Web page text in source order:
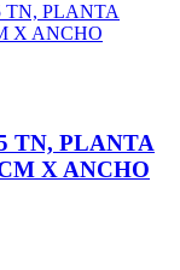
TN, PLANTA
X ANCHO